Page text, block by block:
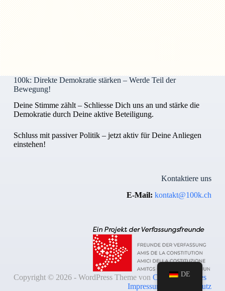
100k: Direkte Demokratie stärken – Werde Teil der
Bewegung!
Deine Stimme zählt – Schliesse Dich uns an und stärke die
Demokratie durch Deine aktive Beteiligung.
Schluss mit passiver Politik – jetzt aktiv für Deine Anliegen
einstehen!
Kontaktiere uns
E-Mail:kontakt@100k.ch
Copyright © 2026 - WordPress Theme von Creative Themes
Impressum & Datenschutz
DE